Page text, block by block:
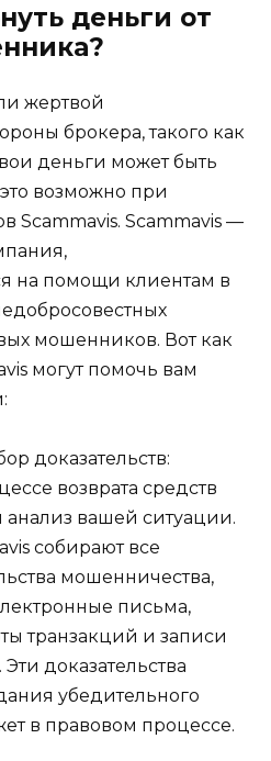
деньги от
жертвой
брокера, такого как
деньги может быть
возможно при
Scammavis. Scammavis —
на помощи клиентам в
мошенников. Вот как
могут помочь вам
доказательств:
возврата средств
анализ вашей ситуации.
собирают все
мошенничества,
письма,
транзакций и записи
доказательства
убедительного
в правовом процессе.